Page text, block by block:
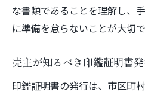
福岡県の不動産市場
不動産売却で起こり
売主が安心できる不
福岡県の不動産売却
な書類であることを理解し、
に準備を怠らないことが大切で
売主が知るべき印鑑証明書
印鑑証明書の発行は、市区町